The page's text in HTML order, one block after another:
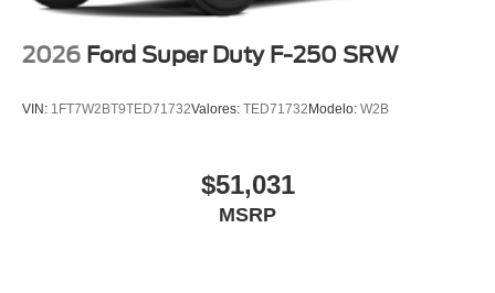
2026 Ford Super Duty F-250 SRW
VIN: 1FT7W2BT9TED71732Valores: TED71732 Modelo: W2B
$51,031
MSRP